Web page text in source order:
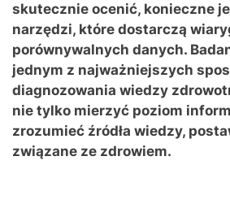
skutecznie ocenić, konieczne
narzędzi, które dostarczą
porównywalnych danych.
jednym z najważniejszych
diagnozowania wiedzy
nie tylko mierzyć poziom
zrozumieć źródła wiedzy,
związane ze zdrowiem.